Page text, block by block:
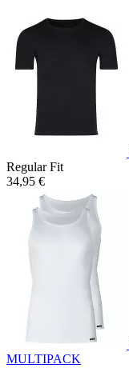
Regular Fit
34,95 €
MULTIPACK